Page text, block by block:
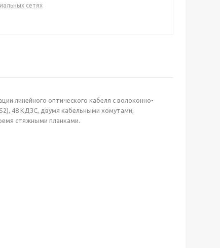
сетях
линейного оптического кабеля с волоконно-
48 КДЗС, двумя кабельными хомутами,
стяжными планками.